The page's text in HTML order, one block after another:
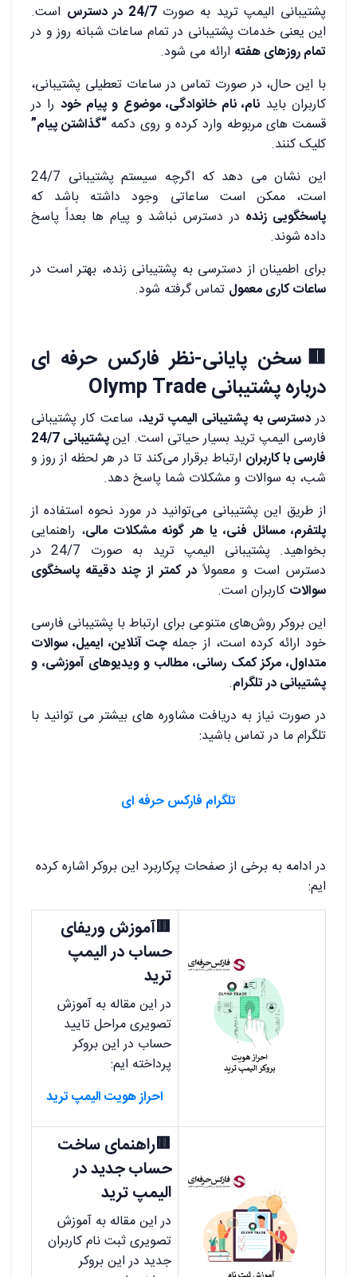
پشتیبانی الیمپ ترید به صورت 24/7 در دسترس
است.
این یعنی خدمات پشتیبانی در تمام ساعات شبانه روز و در
تمام روزهای هفته ارائه می شود.
با این حال، در صورت تماس در ساعات تعطیلی پشتیبانی،
کاربران باید نام، نام خانوادگی، موضوع و پیام خود را در
قسمت های مربوطه وارد کرده و روی دکمه“گذاشتن پیام”
کلیک کنند.
این نشان می دهد که اگرچه سیستم پشتیبانی 24/7
است، ممکن است ساعاتی وجود داشته باشد که
پاسخگویی زنده در دسترس نباشد و پیام ها بعداً پاسخ
داده شوند.
برای اطمینان از دسترسی به پشتیبانی زنده، بهتر است در
ساعات کاری معمول تماس گرفته شود.
🟥سخن پایانی-نظر فارکس حرفه ای
درباره پشتیبانی Olymp Trade
دردسترسی به پشتیبانی الیمپ ترید، ساعت کار پشتیبانی
فارسی الیمپ ترید بسیار حیاتی است. این
پشتیبانی 24/7
فارسی با کاربران ارتباط برقرار می‌کند تا در هر لحظه از روز و
شب، به سوالات و مشکلات شما پاسخ دهد.
از طریق این پشتیبانی می‌توانید در مورد نحوه استفاده از
پلتفرم، مسائل فنی، یا هر گونه مشکلات مالی، راهنمایی
بخواهید. پشتیبانی الیمپ ترید به صورت 24/7 در
دسترس است و معمولاً در کمتر از چند دقیقه پاسخگوی
سوالات کاربران است.
این بروکر روش‌های متنوعی برای ارتباط با پشتیبانی فارسی
خود ارائه کرده است، از جمله چت آنلاین، ایمیل، سوالات
متداول، مرکز کمک رسانی، مطالب و ویدیوهای آموزشی، و
پشتیبانی در تلگرام.
در صورت نیاز به دریافت مشاوره های بیشتر می توانید با
تلگرام ما در تماس باشید:
تلگرام فارکس حرفه ای
در ادامه به برخی از صفحات پرکاربرد این بروکر اشاره کرده
ایم:
🟥آموزش وریفای
حساب در الیمپ
ترید
در این مقاله به آموزش
تصویری مراحل تایید
حساب در این بروکر
پرداخته ایم:
احراز هویت الیمپ ترید
🟥راهنمای ساخت
حساب جدید در
الیمپ ترید
در این مقاله به آموزش
تصویری ثبت نام کاربران
جدید در این بروکر